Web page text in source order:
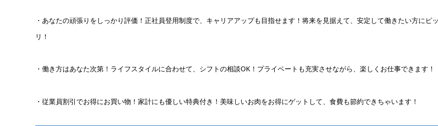
・あなたの頑張りをしっかり評価！正社員登用制度で、キャリアアップも目指せます！将来を見据えて、安定して働きたい方にピ
リ！
・働き方はあなた次第！ライフスタイルに合わせて、シフトの相談OK！プライベートも充実させながら、楽しくお仕事できます！
・従業員割引でお得にお買い物！家計にも優しい特典付き！美味しいお肉をお得にゲットして、食費も節約できちゃいます！